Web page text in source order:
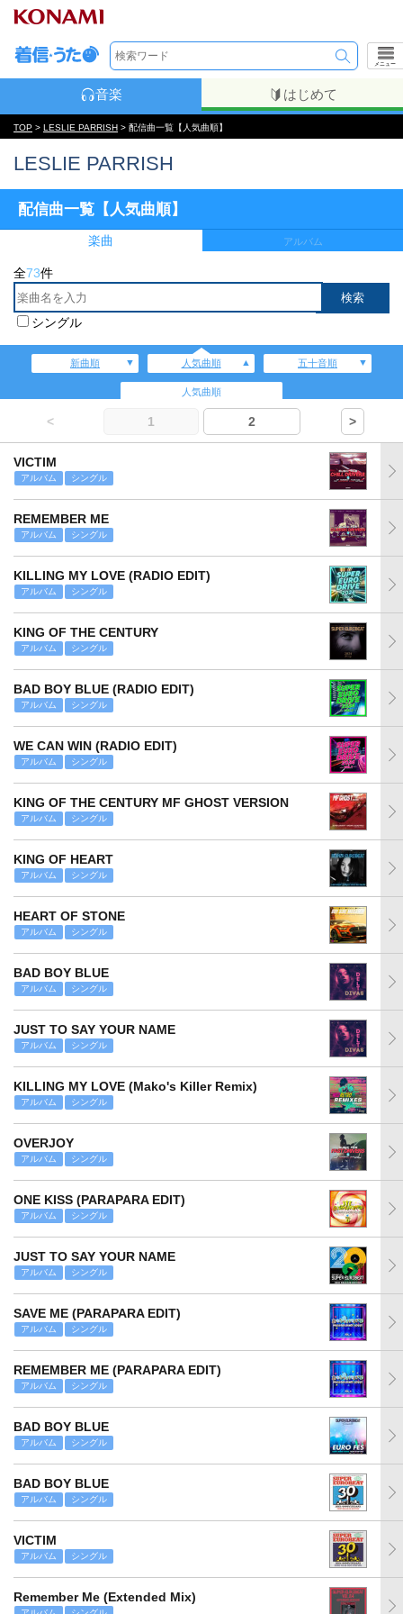
メニュー
音楽 はじめて
TOP > LESLIE PARRISH > 配信曲一覧【人気曲順】
LESLIE PARRISH
配信曲一覧【人気曲順】
楽曲 アルバム
全73件
シングル
新曲順 人気曲順 五十音順
人気曲順
< 1 2 >
VICTIM
アルバム シングル
REMEMBER ME
アルバム シングル
KILLING MY LOVE (RADIO EDIT)
アルバム シングル
KING OF THE CENTURY
アルバム シングル
BAD BOY BLUE (RADIO EDIT)
アルバム シングル
WE CAN WIN (RADIO EDIT)
アルバム シングル
KING OF THE CENTURY MF GHOST VERSION
アルバム シングル
KING OF HEART
アルバム シングル
HEART OF STONE
アルバム シングル
BAD BOY BLUE
アルバム シングル
JUST TO SAY YOUR NAME
アルバム シングル
KILLING MY LOVE (Mako's Killer Remix)
アルバム シングル
OVERJOY
アルバム シングル
ONE KISS (PARAPARA EDIT)
アルバム シングル
JUST TO SAY YOUR NAME
アルバム シングル
SAVE ME (PARAPARA EDIT)
アルバム シングル
REMEMBER ME (PARAPARA EDIT)
アルバム シングル
BAD BOY BLUE
アルバム シングル
BAD BOY BLUE
アルバム シングル
VICTIM
アルバム シングル
Remember Me (Extended Mix)